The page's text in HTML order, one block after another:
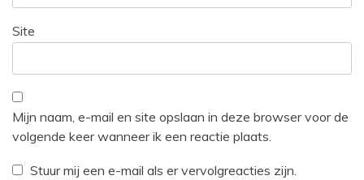
Site
Mijn naam, e-mail en site opslaan in deze browser voor de
volgende keer wanneer ik een reactie plaats.
Stuur mij een e-mail als er vervolgreacties zijn.